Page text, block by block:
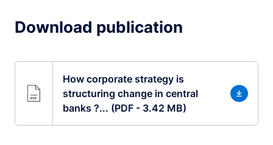
Download publication
How corporate strategy is
structuring change in central
banks ?... (PDF - 3.42 MB)